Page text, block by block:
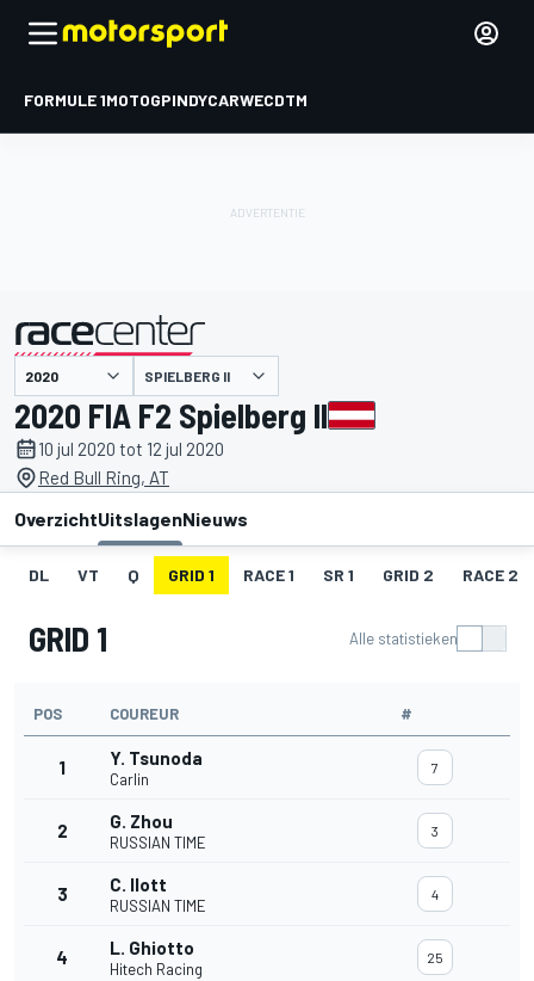
FORMULE 1MOTOGPINDYCARWECDTM
gepresenteerd door SPIELBERG II
2020 FIA F2 Spielberg II
10 jul 2020 tot 12 jul 2020
Red Bull Ring, AT
OverzichtUitslagenNieuws
DL VT Q GRID 1 RACE 1 SR 1 GRID 2 RACE 2
GRID 1 Alle statistieken
POS COUREUR #
1 Y. Tsunoda
Carlin
7
2 G. Zhou
RUSSIAN TIME
3
3 C. Ilott
RUSSIAN TIME
4
4 L. Ghiotto
Hitech Racing
25